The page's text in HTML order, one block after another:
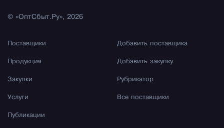
© «ОптСбыт.Ру», 2026
Поставщики
Продукция
Закупки
Услуги
Публикации
Добавить поставщика
Добавить закупку
Рубрикатор
Все поставщики